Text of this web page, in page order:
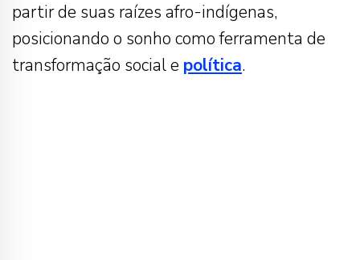
partir de suas raízes afro-indígenas,
posicionando o sonho como ferramenta de
transformação social e política.